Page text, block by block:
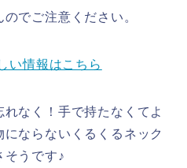
でご注意ください。
い情報はこちら
なく！手で持たなくてよ
ならないくるくるネック
そうです♪